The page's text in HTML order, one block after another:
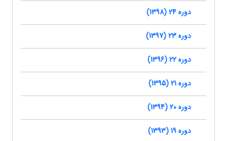
دوره 24 (1398)
دوره 23 (1397)
دوره 22 (1396)
دوره 21 (1395)
دوره 20 (1394)
دوره 19 (1393)